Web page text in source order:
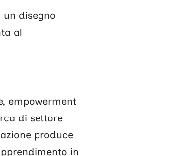
un disegno
al
empowerment
di settore
produce
in